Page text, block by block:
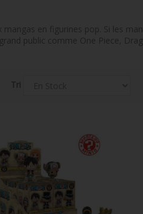
en figurines pop. Si les
public comme One Piece,